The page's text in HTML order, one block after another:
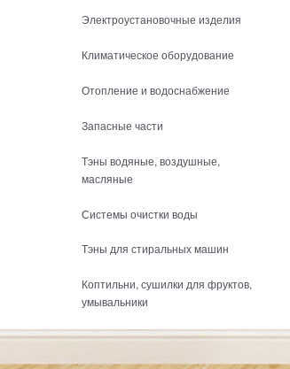
Электроустановочные изделия
Климатическое оборудование
Отопление и водоснабжение
Запасные части
Тэны водяные, воздушные,
масляные
Системы очистки воды
Тэны для стиральных машин
Коптильни, сушилки для фруктов,
умывальники